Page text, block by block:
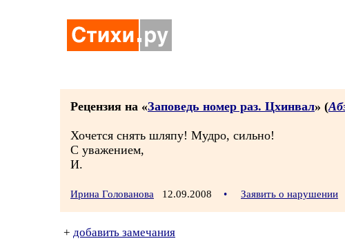
Рецензия на «Заповедь номер раз. Цхинвал» (
Хочется снять шляпу! Мудро, сильно!
С уважением,
И.
Ирина Голованова 12.09.2008 • Заявить о нарушении
+ добавить замечания